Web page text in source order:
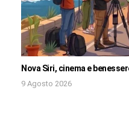
Nova Siri, cinema e
9 Agosto 2026